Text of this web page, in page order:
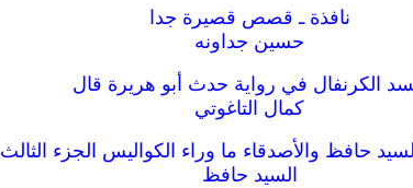
نافذة ـ قصص قصيرة جدا
حسين جداونه
الكرنفال في رواية حدث أبو هريرة قال
كمال التاغوتي
حافظ والأصدقاء ما وراء الكواليس الجزء الثالث
السيد حافظ